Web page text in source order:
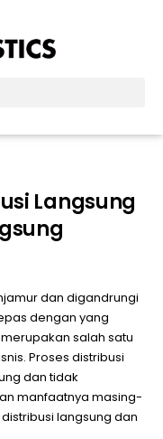
Langsung
dan digandrungi
dengan yang
salah satu
Proses distribusi
dan tidak
manfaatnya masing-
langsung dan